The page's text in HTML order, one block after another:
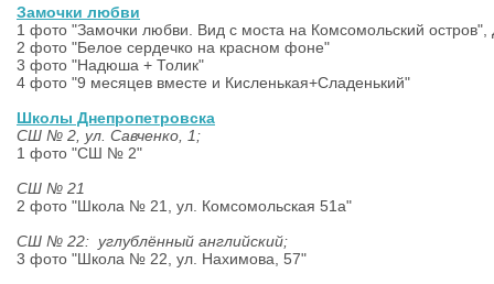
Замочки любви
1 фото "Замочки любви. Вид с моста на Комсомольский остров",
2 фото "Белое сердечко на красном фоне"
3 фото "Надюша + Толик"
4 фото "9 месяцев вместе и Кисленькая+Сладенький"
Школы Днепропетровска
СШ № 2, ул. Савченко, 1 ;
1 фото "СШ № 2"
СШ № 21
2 фото "Школа № 21, ул. Комсомольская 51а"
СШ № 22: углублённый английский;
3 фото "Школа № 22, ул. Нахимова, 57"